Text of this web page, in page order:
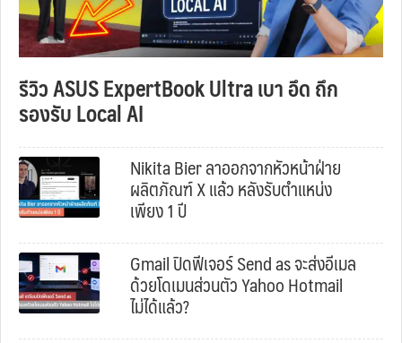
รีวิว ASUS ExpertBook Ultra เบา อึด ถึก
รองรับ Local AI
Nikita Bier ลาออกจากหัวหน้าฝ่าย
ผลิตภัณฑ์ X แล้ว หลังรับตำแหน่ง
เพียง 1 ปี
Gmail ปิดฟีเจอร์ Send as จะส่งอีเมล
ด้วยโดเมนส่วนตัว Yahoo Hotmail
ไม่ได้แล้ว?